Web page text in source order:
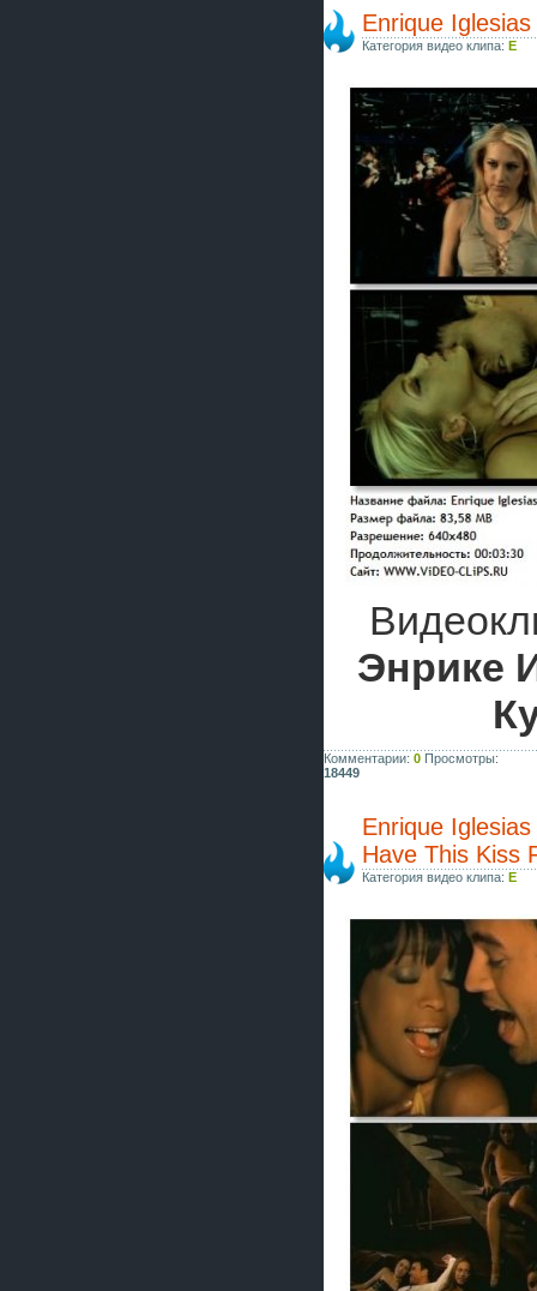
Enrique
Категория видео клипа: E
Энрике
Комментарии: 0 Просмотры:
18449
Enrique
Have This Kiss
Категория видео клипа: E